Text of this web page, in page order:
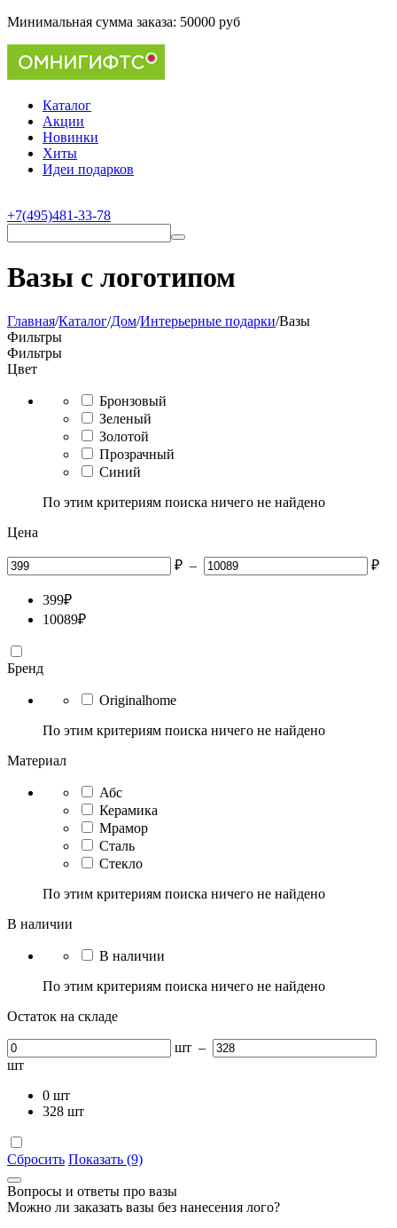
Минимальная сумма заказа: 50000 руб
Каталог
Акции
Новинки
Хиты
Идеи подарков
+7(495)481-33-78
Вазы с логотипом
Главная/Каталог/Дом/Интерьерные подарки/Вазы
Фильтры
Фильтры
Цвет
Бронзовый
Зеленый
Золотой
Прозрачный
Синий
По этим критериям поиска ничего не найдено
Цена
₽ – ₽
399₽
10089₽
Бренд
Originalhome
По этим критериям поиска ничего не найдено
Материал
Абс
Керамика
Мрамор
Сталь
Стекло
По этим критериям поиска ничего не найдено
В наличии
В наличии
По этим критериям поиска ничего не найдено
Остаток на складе
шт –
шт
0 шт
328 шт
Сбросить Показать (9)
Вопросы и ответы про вазы
Можно ли заказать вазы без нанесения лого?